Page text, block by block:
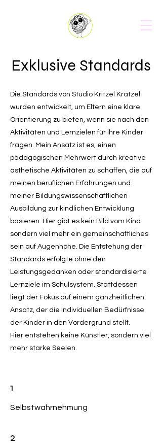
Exklusive Standards
Die Standards von Studio Kritzel Kratzel
wurden entwickelt, um Eltern eine klare
Orientierung zu bieten, wenn sie nach den
Aktivitäten und Lernzielen für ihre Kinder
fragen. Mein Ansatz ist es, einen
pädagogischen Mehrwert durch kreative
ästhetische Aktivitäten zu schaffen, die auf
meinen beruflichen Erfahrungen und
meiner Bildungswissenschaftlichen
Ausbildung zur kindlichen Entwicklung
basieren. Hier gibt es kein Bild vom Kind
sondern viel mehr ein gemeinschaftliches
sein auf Augenhöhe. Die Entstehung der
Standards erfolgte ohne den
Leistungsgedanken oder standardisierte
Lernziele im Schulsystem. Stattdessen
liegt der Fokus auf einem ganzheitlichen
Ansatz, der die individuellen Bedürfnisse
der Kinder in den Vordergrund stellt.
Hier entstehen keine Künstler, sondern viel
mehr starke Seelen.
1
Selbstwahrnehmung
2